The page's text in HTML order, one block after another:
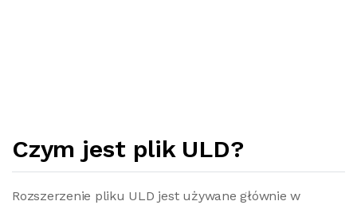
Czym jest plik ULD?
Rozszerzenie pliku ULD jest używane głównie w